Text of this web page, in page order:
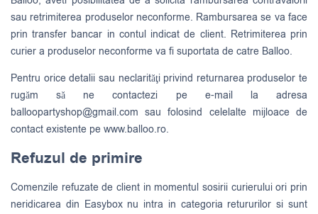
sau retrimiterea produselor neconforme. Rambursarea se va face
prin transfer bancar in contul indicat de client. Retrimiterea prin
curier a produselor neconforme va fi suportata de catre Balloo.
Pentru orice detalii sau neclarităţi privind returnarea produselor te
rugăm să ne contactezi pe e-mail la adresa
balloopartyshop@gmail.com sau folosind celelalte mijloace de
contact existente pe www.balloo.ro.
Refuzul de primire
Comenzile refuzate de client in momentul sosirii curierului ori prin
neridicarea din Easybox nu intra in categoria retururilor si sunt